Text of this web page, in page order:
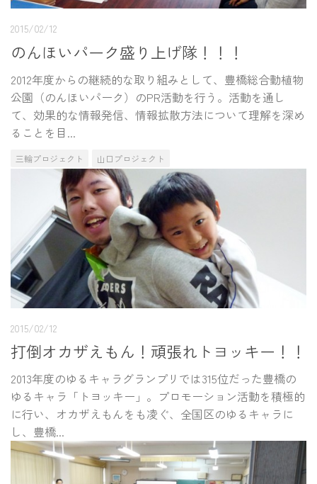
2015/02/12
のんほいパーク盛り上げ隊！！！
2012年度からの継続的な取り組みとして、豊橋総合動植物
公園（のんほいパーク）のPR活動を行う。活動を通し
て、効果的な情報発信、情報拡散方法について理解を深め
ることを目...
三輪プロジェクト 山口プロジェクト
2015/02/12
打倒オカザえもん！頑張れトヨッキー！！
2013年度のゆるキャラグランプリでは315位だった豊橋の
ゆるキャラ「トヨッキー」。プロモーション活動を積極的
に行い、オカザえもんをも凌ぐ、全国区のゆるキャラに
し、豊橋...